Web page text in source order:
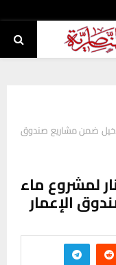
سيد دخيل ضمن مشاريع صندوق
مليار دينار لمشروع ماء
الإعمار